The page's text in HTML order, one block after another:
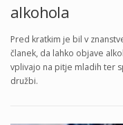
alkohola
Pred kratkim je bil v
članek, da lahko objave
vplivajo na pitje mladih ter
družbi.